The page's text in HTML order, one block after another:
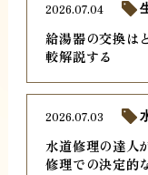
給湯器の交換は
較解説する
2026.07.04
水道修理の達人
修理での決定的
2026.07.03